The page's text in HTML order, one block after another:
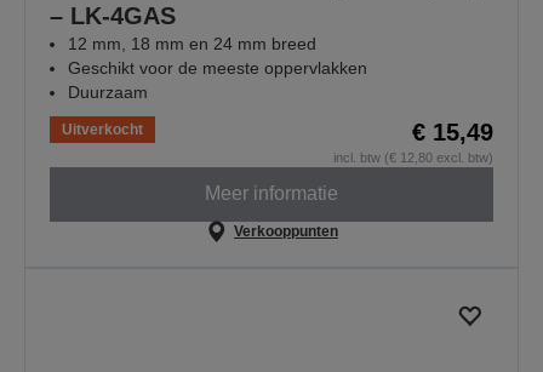
– LK-4GAS
12 mm, 18 mm en 24 mm breed
Geschikt voor de meeste oppervlakken
Duurzaam
Uitverkocht € 15,49
incl. btw (€ 12,80 excl. btw)
Meer informatie
Verkooppunten